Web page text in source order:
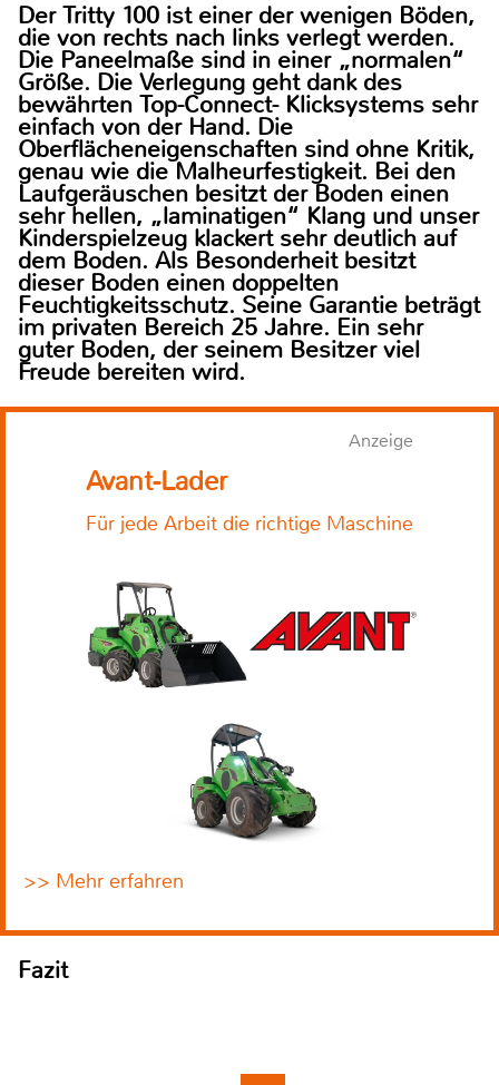
Der Tritty 100 ist einer der wenigen Böden,
die von rechts nach links verlegt werden.
Die Paneelmaße sind in einer „normalen“
Größe. Die Verlegung geht dank des
bewährten Top-Connect- Klicksystems sehr
einfach von der Hand. Die
Oberflächeneigenschaften sind ohne Kritik,
genau wie die Malheurfestigkeit. Bei den
Laufgeräuschen besitzt der Boden einen
sehr hellen, „laminatigen“ Klang und unser
Kinderspielzeug klackert sehr deutlich auf
dem Boden. Als Besonderheit besitzt
dieser Boden einen doppelten
Feuchtigkeitsschutz. Seine Garantie beträgt
im privaten Bereich 25 Jahre. Ein sehr
guter Boden, der seinem Besitzer viel
Freude bereiten wird.
Anzeige
Avant-Lader
Für jede Arbeit die richtige Maschine
>> Mehr erfahren
Fazit